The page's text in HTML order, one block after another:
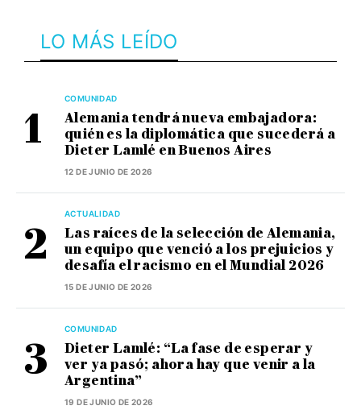
LO MÁS LEÍDO
COMUNIDAD
Alemania tendrá nueva embajadora:
quién es la diplomática que sucederá a
Dieter Lamlé en Buenos Aires
12 DE JUNIO DE 2026
ACTUALIDAD
Las raíces de la selección de Alemania,
un equipo que venció a los prejuicios y
desafía el racismo en el Mundial 2026
15 DE JUNIO DE 2026
COMUNIDAD
Dieter Lamlé: “La fase de esperar y
ver ya pasó; ahora hay que venir a la
Argentina”
19 DE JUNIO DE 2026